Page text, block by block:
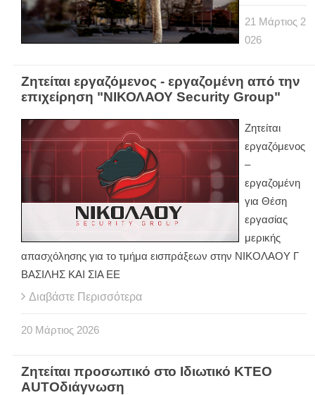
21 Μάρτιος 2
026
Ζητείται εργαζόμενος - εργαζομένη από την
επιχείρηση "ΝΙΚΟΛΑΟΥ Security Group"
Ζητείται
εργαζόμενος
–
εργαζομένη
για Θέση
εργασίας
μερικής
απασχόλησης για το τμήμα εισπράξεων στην ΝΙΚΟΛΑΟΥ Γ
ΒΑΣΙΛΗΣ ΚΑΙ ΣΙΑ ΕΕ
Διαβάστε Περισσότερα
20 Μάρτιος 2026
Ζητείται προσωπικό στο Ιδιωτικό ΚΤΕΟ
AUTOδιάγνωση